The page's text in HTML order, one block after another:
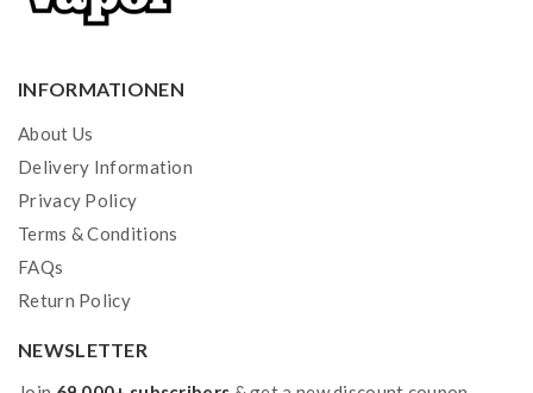
INFORMATIONEN
About Us
Delivery Information
Privacy Policy
Terms & Conditions
FAQs
Return Policy
NEWSLETTER